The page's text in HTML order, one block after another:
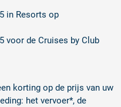
in Resorts op
voor de Cruises by Club
korting op de prijs van uw
het vervoer*, de